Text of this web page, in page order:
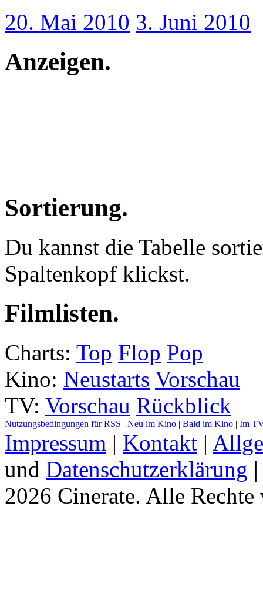
20. Mai 2010 3. Juni 2010
Anzeigen.
Sortierung.
Du kannst die Tabelle
Spaltenkopf klickst.
Filmlisten.
Charts: Top Flop Pop
Kino: Neustarts Vorschau
TV: Vorschau Rückblick
Nutzungsbedingungen für RSS | Neu im Kino | Bald im Kino | Im
Impressum | Kontakt |
und Datenschutzerklärung
2026 Cinerate. Alle